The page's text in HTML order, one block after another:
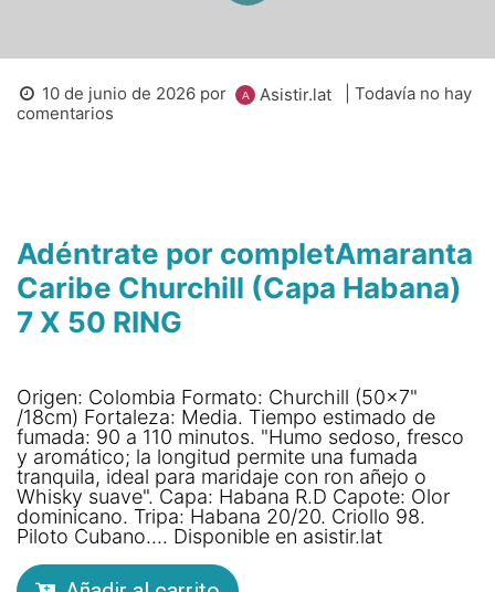
10 de junio de 2026 por Asistir.lat
| Todavía no hay
comentarios
Adéntrate por completAmaranta
Caribe Churchill (Capa Habana)
7 X 50 RING
Origen: Colombia Formato: Churchill (50x7"
/18cm) Fortaleza: Media. Tiempo estimado de
fumada: 90 a 110 minutos. "Humo sedoso, fresco
y aromático; la longitud permite una fumada
tranquila, ideal para maridaje con ron añejo o
Whisky suave". Capa: Habana R.D Capote: Olor
dominicano. Tripa: Habana 20/20. Criollo 98.
Piloto Cubano.... Disponible en asistir.lat